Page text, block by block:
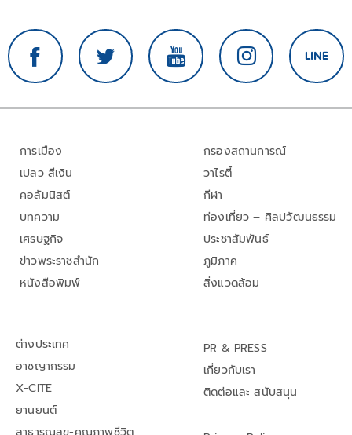
การเมือง
เปลว สีเงิน
คอลัมนิสต์
บทความ
เศรษฐกิจ
ข่าวพระราชสำนัก
หนังสือพิมพ์
กรองสถานการณ์
วาไรตี้
กีฬา
ท่องเที่ยว – ศิลปวัฒนธรรม
ประชาสัมพันธ์
ภูมิภาค
สิ่งแวดล้อม
ต่างประเทศ
อาชญากรรม
X-CITE
ยานยนต์
PR & PRESS
เกี่ยวกับเรา
ติดต่อและ สนับสนุน